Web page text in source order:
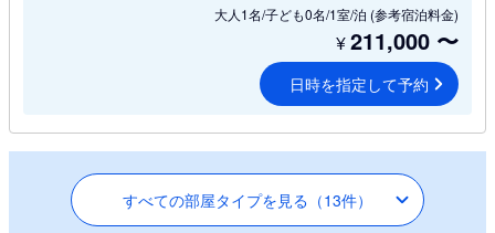
大人1名/子ども0名/1室/泊 (参考宿泊料金)
¥211,000 〜
日時を指定して予約
すべての部屋タイプを見る（13件）